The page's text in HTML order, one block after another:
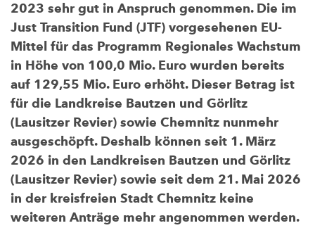
2023 sehr gut in Anspruch genommen. Die im
Just Transition Fund (JTF) vorgesehenen EU-
Mittel für das Programm Regionales Wachstum
in Höhe von 100,0 Mio. Euro wurden bereits
auf 129,55 Mio. Euro erhöht. Dieser Betrag ist
für die Landkreise Bautzen und Görlitz
(Lausitzer Revier) sowie Chemnitz nunmehr
ausgeschöpft. Deshalb können seit 1. März
2026 in den Landkreisen Bautzen und Görlitz
(Lausitzer Revier) sowie seit dem 21. Mai 2026
in der kreisfreien Stadt Chemnitz keine
weiteren Anträge mehr angenommen werden.